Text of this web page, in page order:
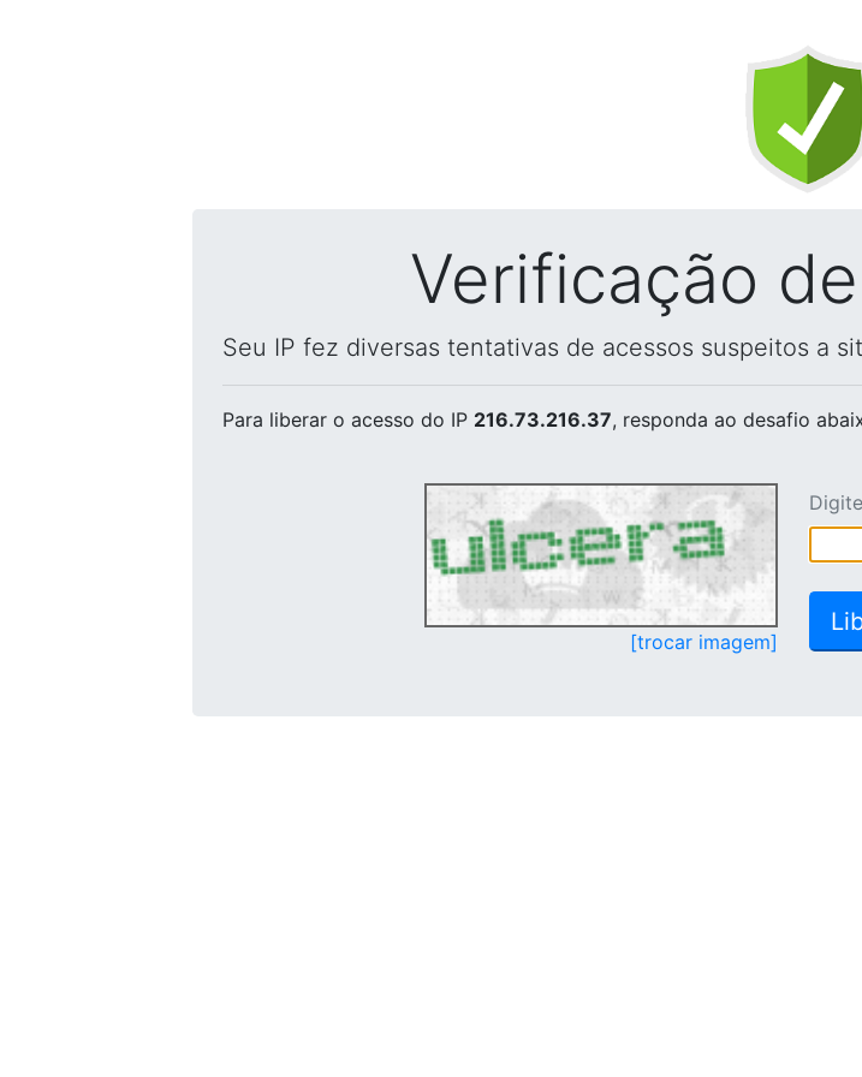
Verificação
Seu IP fez diversas tentativas de acessos suspeitos a
Para liberar o acesso do IP 216.73.216.37, responda ao desafio
[trocar imagem]